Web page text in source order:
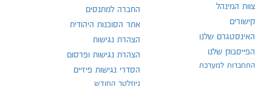
צוות המינהל
קישורים
האינסטגרם שלנו
הפייסבוק שלנו
התחברות למערכת
החברה למתנסים
אתר הסוכנות היהודית
הצהרת נגישות
הצהרת נגישות ופרסום
הסדרי נגישות פיזיים
ניוזלטר החודש